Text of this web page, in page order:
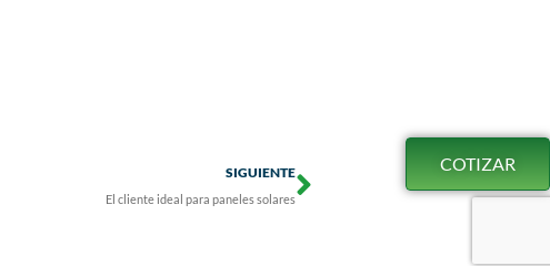
COTIZAR
SIGUIENTE
El cliente ideal para paneles solares
Next